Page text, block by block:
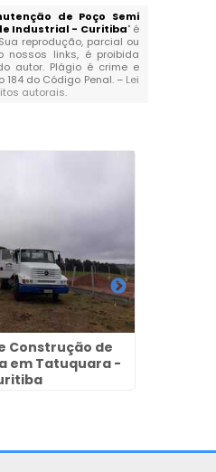
de Poço Semi
Industrial - Curitiba" é
reprodução, parcial ou
nossos links, é proibida
autor. Plágio é crime e
do Código Penal. – Lei
autorais.
Construção de
em Tatuquara -